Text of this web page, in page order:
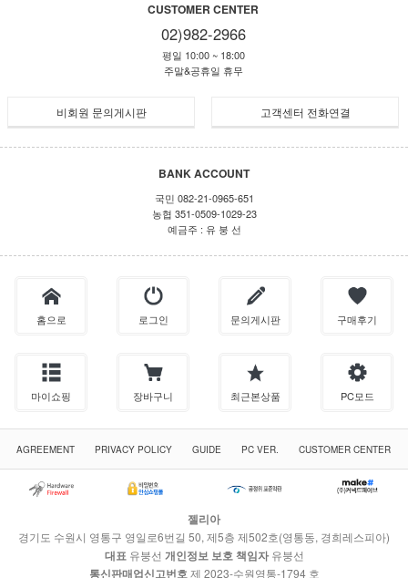
CUSTOMER CENTER
02)982-2966
평일 10:00 ~ 18:00
주말&공휴일 휴무
고객센터 전화연결
비회원 문의게시판
BANK ACCOUNT
국민 082-21-0965-651
농협 351-0509-1029-23
예금주 : 유 붕 선
홈으로 로그인 문의게시판 구매후기
마이쇼핑 장바구니 최근본상품 PC모드
AGREEMENT PRIVACY POLICY GUIDE PC VER. CUSTOMER CENTER
젤리아
경기도 수원시 영통구 영일로6번길 50, 제5층 제502호(영통동, 경희레스피아)
대표 유붕선 개인정보 보호 책임자유붕선
통신판매업신고번호 제 2023-수원영통-1794 호